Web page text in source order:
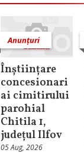
Anunțuri
Înștiințare
concesionari
ai cimitirului
parohial
Chitila 1,
județul Ilfov
05 Aug, 2026